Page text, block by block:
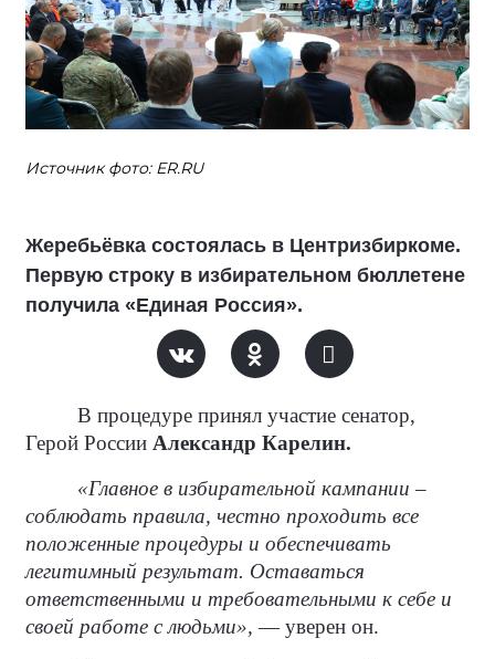
Источник фото: ER.RU
Жеребьёвка состоялась в Центризбиркоме.
Первую строку в избирательном бюллетене
получила «Единая Россия».
В процедуре принял участие сенатор,
Герой России Александр Карелин.
«Главное в избирательной кампании –
соблюдать правила, честно проходить все
положенные процедуры и обеспечивать
легитимный результат. Оставаться
ответственными и требовательными к себе и
своей работе с людьми», — уверен он.